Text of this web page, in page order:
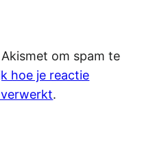
om spam te
hoe je reactie
.